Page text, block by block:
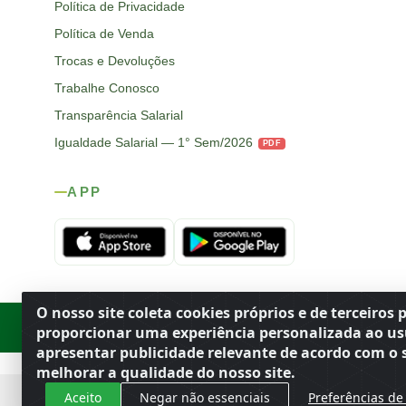
O nosso site coleta cookies próprios e de terceiros
proporcionar uma experiência personalizada ao
apresentar publicidade relevante de acordo com o
melhorar a qualidade do nosso site.
Aceito Negar não essenciais Preferências de
Política de Privacidade
Política de Venda
Trocas e Devoluções
Trabalhe Conosco
Transparência Salarial
Igualdade Salarial — 1° Sem/2026
PDF
APP
Rod. SP-215, s/n, km 98 — Área Rural Porto Ferreira/ ·